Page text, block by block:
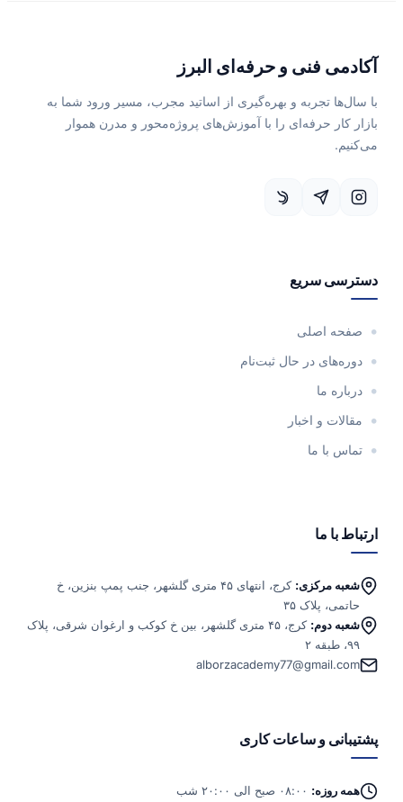
آکادمی فنی و حرفه‌ای البرز
با سال‌ها تجربه و بهره‌گیری از اساتید مجرب، مسیر ورود شما به
بازار کار حرفه‌ای را با آموزش‌های پروژه‌محور و مدرن هموار
می‌کنیم.
دسترسی سریع
صفحه اصلی
دوره‌های در حال ثبت‌نام
درباره ما
مقالات و اخبار
تماس با ما
ارتباط با ما
شعبه مرکزی:
کرج، انتهای ۴۵ متری گلشهر، جنب پمپ بنزین، خ
حاتمی، پلاک ۳۵
شعبه دوم:
کرج، ۴۵ متری گلشهر، بین خ کوکب و ارغوان شرقی، پلاک
۹۹، طبقه ۲
alborzacademy77@gmail.com
پشتیبانی و ساعات کاری
همه روزه: